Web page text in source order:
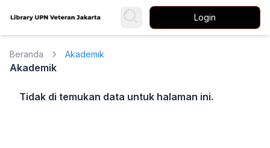
Login
Beranda Akademik
Akademik
Tidak di temukan data untuk halaman ini.